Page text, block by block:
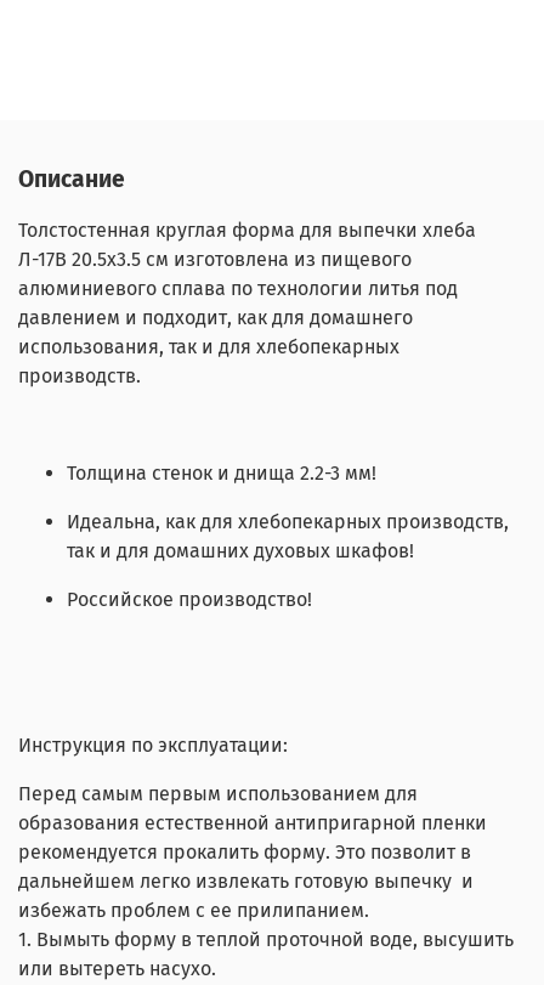
Описание
Толстостенная круглая форма для выпечки хлеба
Л-17В 20.5х3.5 см изготовлена из пищевого
алюминиевого сплава по технологии литья под
давлением и подходит, как для домашнего
использования, так и для хлебопекарных
производств.
Толщина стенок и днища 2.2-3 мм!
Идеальна, как для хлебопекарных производств,
так и для домашних духовых шкафов!
Российское производство!
Инструкция по эксплуатации:
Перед самым первым использованием для
образования естественной антипригарной пленки
рекомендуется прокалить форму. Это позволит в
дальнейшем легко извлекать готовую выпечку и
избежать проблем с ее прилипанием.
1. Вымыть форму в теплой проточной воде, высушить
или вытереть насухо.